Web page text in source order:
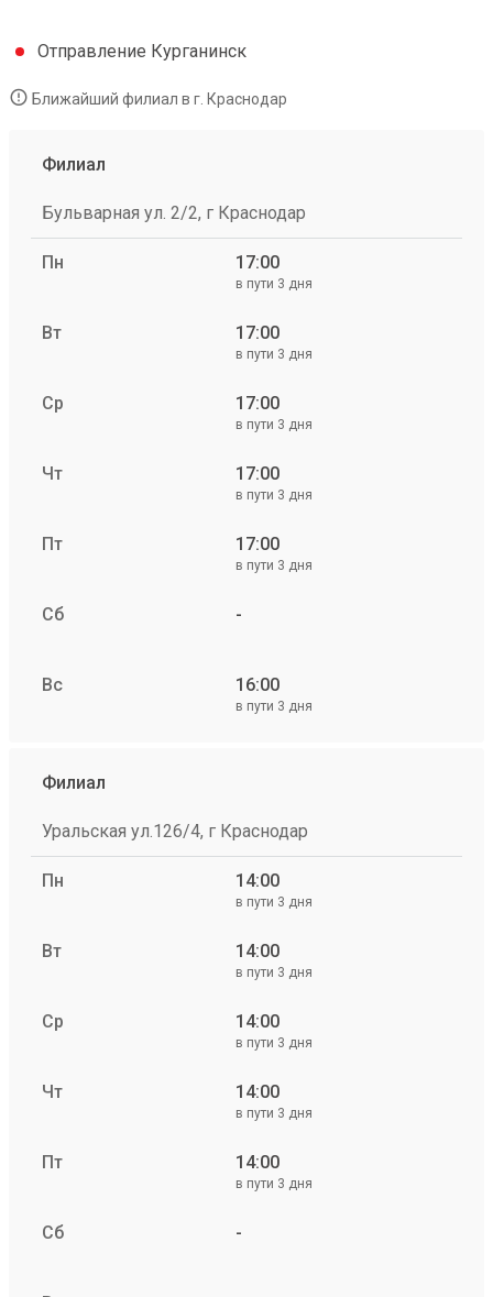
Отправление Курганинск
Ближайший филиал в г. Краснодар
Филиал
Бульварная ул. 2/2, г Краснодар
Пн 17:00
в пути 3 дня
Вт 17:00
в пути 3 дня
Ср 17:00
в пути 3 дня
Чт 17:00
в пути 3 дня
Пт 17:00
в пути 3 дня
Сб -
Вс 16:00
в пути 3 дня
Филиал
Уральская ул.126/4, г Краснодар
Пн 14:00
в пути 3 дня
Вт 14:00
в пути 3 дня
Ср 14:00
в пути 3 дня
Чт 14:00
в пути 3 дня
Пт 14:00
в пути 3 дня
Сб -